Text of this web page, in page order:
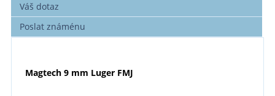
Váš dotaz
Poslat známénu
Magtech 9 mm Luger FMJ